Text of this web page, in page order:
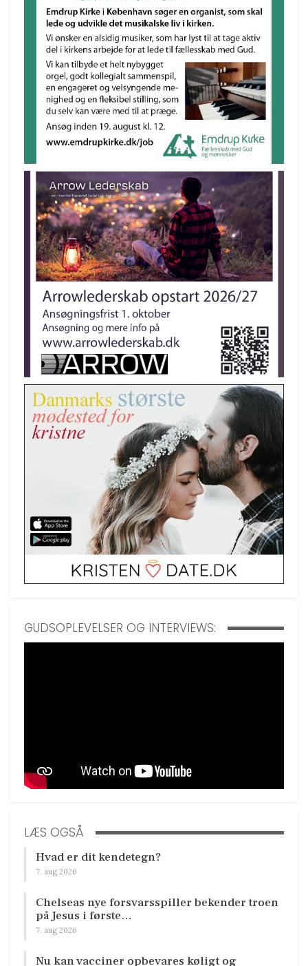
GUDSOPLEVELSER OG INTERVIEWS:
LÆS OGSÅ
Hvad er dit kendetegn?
7. aug 2026
Chelseas nye forsvarsspiller bekender troen
på Jesus i første…
7. aug 2026
Nu kan vacciner opbevares køligt og